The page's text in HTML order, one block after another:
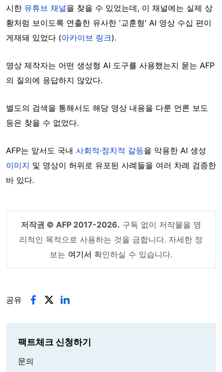
시한 유튜브 채널을 찾을 수 있었는데, 이 채널에는 실제 상
황처럼 보이도록 연출한 유사한 '교훈형' AI 영상 수십 편이
게재돼 있었다 (아카이브 링크).
영상 제작자는 어떤 생성형 AI 도구를 사용했는지 묻는 AFP
의 질의에 응답하지 않았다.
별도의 검색을 통해서도 해당 영상 내용을 다룬 언론 보도
등은 찾을 수 없었다.
AFP는 앞서도 국내 사회적·정치적 갈등을 악용한 AI 생성
이미지 및 영상이 허위로 유포된 사례들을 여러 차례 검증한
바 있다.
저작권 © AFP 2017-2026. 구독 없이 저작물을 영
리적인 목적으로 사용하는 것을 금합니다. 자세한 정
보는 여기서 확인하실 수 있습니다.
공유
팩트체크 신청하기
문의